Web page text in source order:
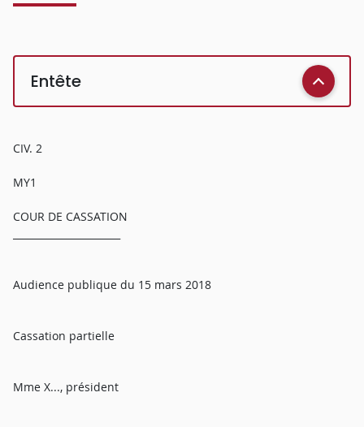
Entête
CIV. 2
MY1
COUR DE CASSATION
Audience publique du 15 mars 2018
Cassation partielle
Mme X..., président